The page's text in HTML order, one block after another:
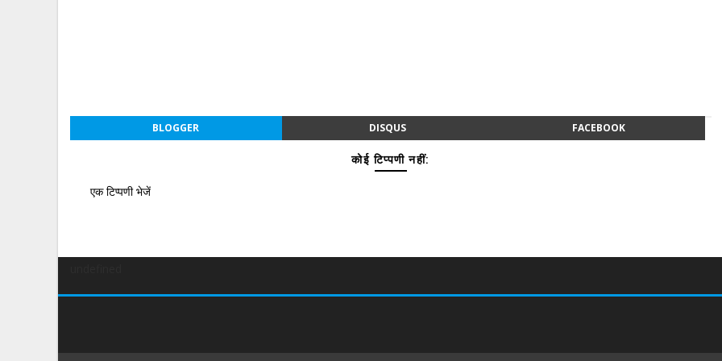
BLOGGER DISQUS FACEBOOK
कोई टिप्पणी नहीं:
एक टिप्पणी भेजें